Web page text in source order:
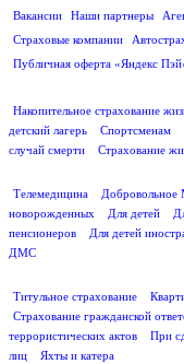
Вакансии
Наши партнеры
Страховые компании
Публичная оферта «Яндекс
Накопительное страхование
детский лагерь
Спортсменам
случай смерти
Страхование
Телемедицина
Добровольное
новорожденных
Для детей
пенсионеров
Для детей
ДМС
Титульное страхование
Страхование гражданской
террористических актов
При
лиц
Яхты и катера